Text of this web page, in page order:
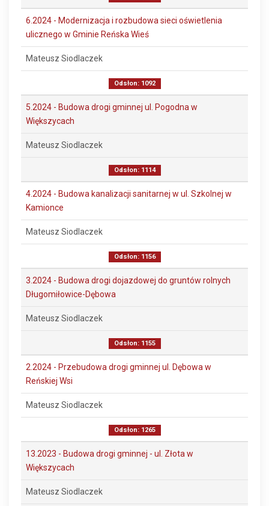
6.2024 - Modernizacja i rozbudowa sieci oświetlenia
ulicznego w Gminie Reńska Wieś
Mateusz Siodlaczek
Odsłon: 1092
5.2024 - Budowa drogi gminnej ul. Pogodna w
Większycach
Mateusz Siodlaczek
Odsłon: 1114
4.2024 - Budowa kanalizacji sanitarnej w ul. Szkolnej w
Kamionce
Mateusz Siodlaczek
Odsłon: 1156
3.2024 - Budowa drogi dojazdowej do gruntów rolnych
Długomiłowice-Dębowa
Mateusz Siodlaczek
Odsłon: 1155
2.2024 - Przebudowa drogi gminnej ul. Dębowa w
Reńskiej Wsi
Mateusz Siodlaczek
Odsłon: 1265
13.2023 - Budowa drogi gminnej - ul. Złota w
Większycach
Mateusz Siodlaczek